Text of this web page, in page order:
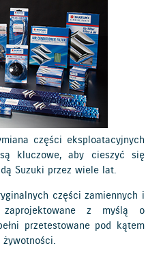
części eksploatacyjnych
kluczowe, aby cieszyć się
Suzuki przez wiele lat.
części zamiennych i
zaprojektowane z myślą o
przetestowane pod kątem